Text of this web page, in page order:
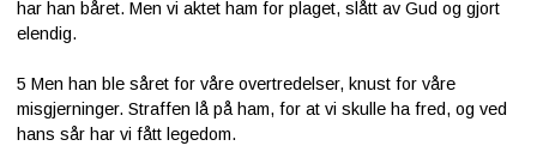
har han båret. Men vi aktet ham for plaget, slått av Gud og gjort
elendig.
5 Men han ble såret for våre overtredelser, knust for våre
misgjerninger. Straffen lå på ham, for at vi skulle ha fred, og ved
hans sår har vi fått legedom.